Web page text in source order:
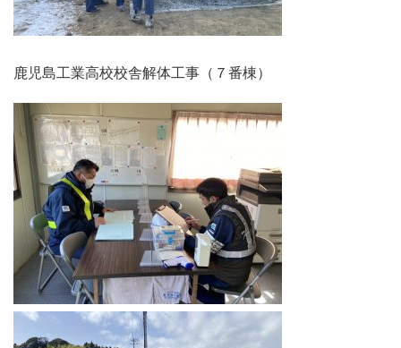
鹿児島工業高校校舎解体工事（７番棟）